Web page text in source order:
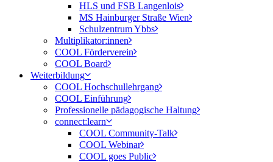
HLS und FSB Langenlois
MS Hainburger Straße Wien
Schulzentrum Ybbs
Multiplikator:innen
COOL Förderverein
COOL Board
Weiterbildung
COOL Hochschullehrgang
COOL Einführung
Professionelle pädagogische Haltung
connect:learn
COOL Community-Talk
COOL Webinar
COOL goes Public